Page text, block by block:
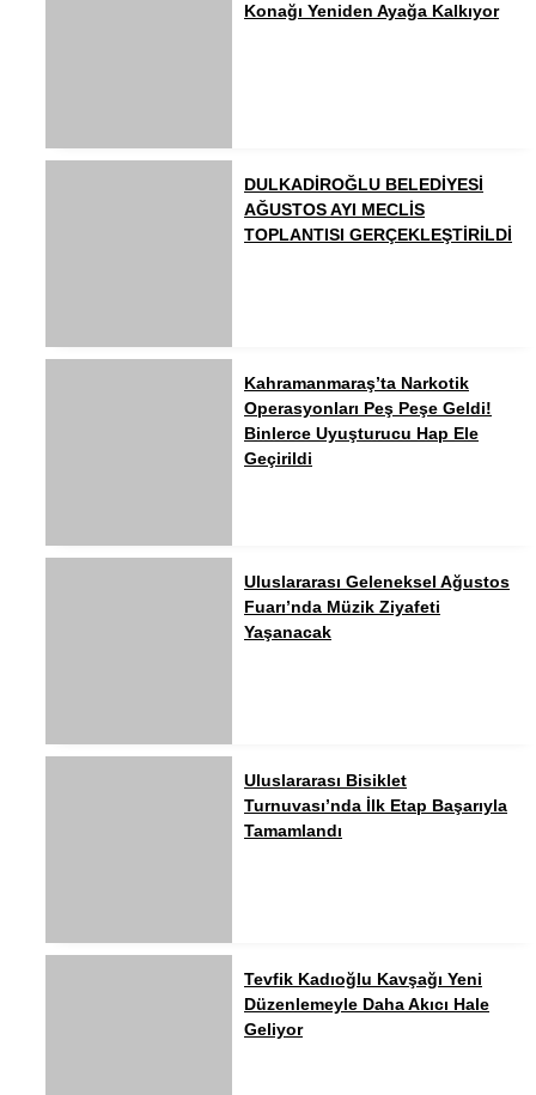
Konağı Yeniden Ayağa Kalkıyor
DULKADİROĞLU BELEDİYESİ
AĞUSTOS AYI MECLİS
TOPLANTISI GERÇEKLEŞTİRİLDİ
Kahramanmaraş’ta Narkotik
Operasyonları Peş Peşe Geldi!
Binlerce Uyuşturucu Hap Ele
Geçirildi
Uluslararası Geleneksel Ağustos
Fuarı’nda Müzik Ziyafeti
Yaşanacak
Uluslararası Bisiklet
Turnuvası’nda İlk Etap Başarıyla
Tamamlandı
Tevfik Kadıoğlu Kavşağı Yeni
Düzenlemeyle Daha Akıcı Hale
Geliyor